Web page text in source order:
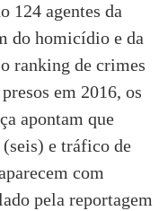
124 agentes da
do homicídio e da
ranking de crimes
em 2016, os
apontam que
e tráfico de
com
pela reportagem